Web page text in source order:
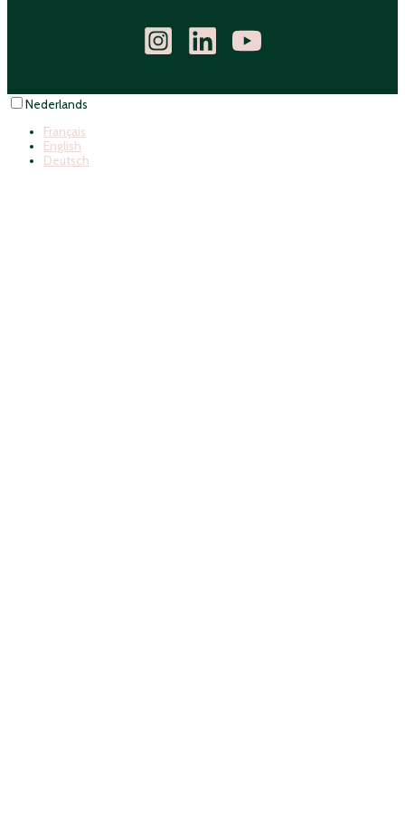
Nederlands
Français
English
Deutsch